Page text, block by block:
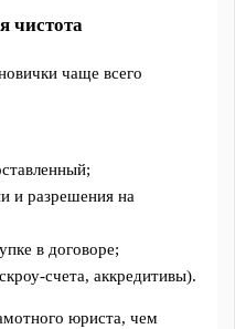
чистота
чаще всего
и разрешения на
в договоре;
счета, аккредитивы).
юриста, чем